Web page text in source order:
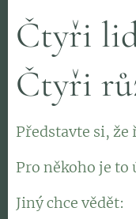
Čtyři
Čtyři
Představte si, že
Pro někoho je to
Jiný chce vědět: